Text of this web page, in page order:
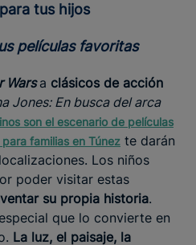
tus hijos
películas favoritas
Warsa clásicos de acción
Jones: En busca del arca
son el escenario de películas
para familias en Túnez te darán
Los niños
poder visitar estas
su propia historia.
que lo convierte en
La luz, el paisaje, la